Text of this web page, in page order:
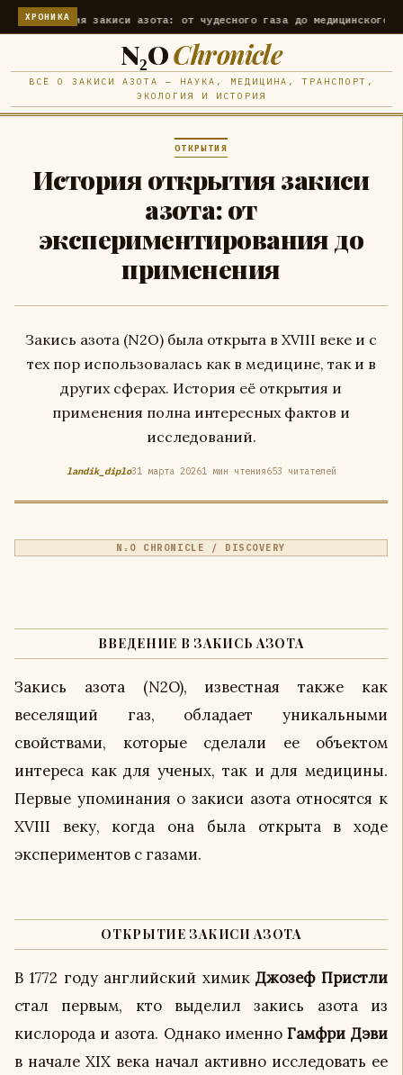
ХРОНИКАзакиси азота: от чудесного газа до медицинского
N₂OChronicle
ВСЁ О ЗАКИСИ АЗОТА — НАУКА, МЕДИЦИНА, ТРАНСПОРТ,
ЭКОЛОГИЯ И ИСТОРИЯ
ОТКРЫТИЯ
История открытия закиси
азота: от
экспериментирования до
применения
Закись азота (N2O) была открыта в XVIII веке и с
тех пор использовалась как в медицине, так и в
других сферах. История её открытия и
применения полна интересных фактов и
исследований.
landik_diplo31 марта 20261 мин чтения653 читателей
N₂O CHRONICLE / DISCOVERY
ВВЕДЕНИЕ В ЗАКИСЬ АЗОТА
Закись азота (N2O), известная также как
веселящий газ, обладает уникальными
свойствами, которые сделали ее объектом
интереса как для ученых, так и для медицины.
Первые упоминания о закиси азота относятся к
XVIII веку, когда она была открытa в ходе
экспериментов с газами.
ОТКРЫТИЕ ЗАКИСИ АЗОТА
В 1772 году английский химик Джозеф Пристли
стал первым, кто выделил закись азота из
кислорода и азота. Однако именно Гамфри Дэви
в начале XIX века начал активно исследовать ее